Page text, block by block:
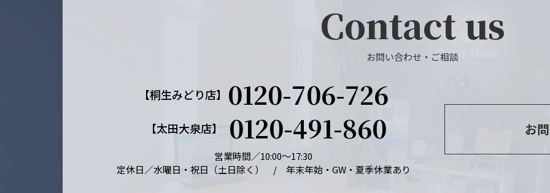
Contact us
お問い合わせ・ご相談
【桐生みどり店】 0120-706-726
【太田大泉店】 0120-491-860
営業時間／10:00～17:30
定休日／水曜日・祝日（土日除く） / 年末年始・GW・夏季休業あり
お